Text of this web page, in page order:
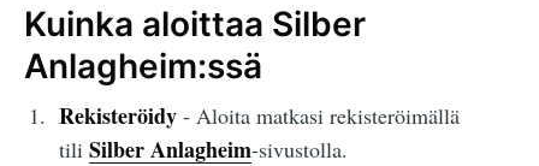
Kuinka aloittaa Silber
Anlagheim:ssä
Rekisteröidy- Aloita matkasi rekisteröimällä
tili Silber Anlagheim-sivustolla.